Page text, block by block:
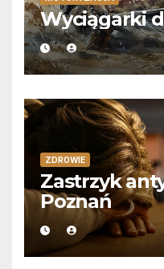
Wyciągarki
ZDROWIE
Zastrzyk
Poznań